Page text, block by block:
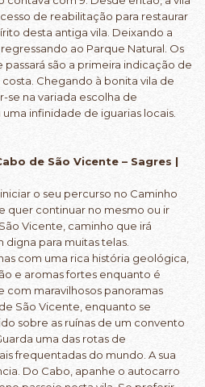
de reabilitação para restaurar
desta antiga vila. Deixando a
ao Parque Natural. Os
são a primeira indicação de
Chegando à bonita vila de
se na variada escolha de
infinidade de iguarias locais.
de São Vicente – Sagres |
o seu percurso no Caminho
quer continuar no mesmo ou ir
Vicente, caminho que irá
para muitas telas.
com uma rica história geológica,
e aromas fortes enquanto é
maravilhosos panoramas
São Vicente, enquanto se
sobre as ruínas de um convento
uma das rotas de
frequentadas do mundo. A sua
Do Cabo, apanhe o autocarro